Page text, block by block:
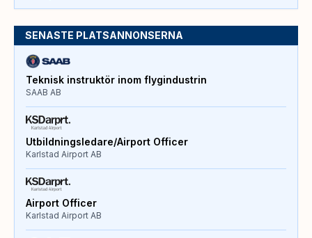
SENASTE PLATSANNONSERNA
Teknisk instruktör inom flygindustrin
SAAB AB
Utbildningsledare/Airport Officer
Karlstad Airport AB
Airport Officer
Karlstad Airport AB